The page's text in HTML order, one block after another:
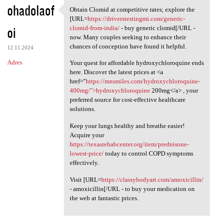
ohadolaof
oi
12.11.2024
Adres
Obtain Clomid at competitive
Obtain Clomid at competitive rates; explore the
[URL=https://driverstestingmi.com/generic-
clomid-from-india/- buy generic clomid[/URL -
now. Many couples seeking to enhance their
chances of conception have found it helpful.
Your quest for affordable hydroxychloroquine ends
here. Discover the latest prices at <a
href="https://mnsmiles.com/hydroxychloroquine-
400mg/">hydroxychloroquine200mg</a> , your
preferred source for cost-effective healthcare
solutions.
Keep your lungs healthy and breathe easier!
Acquire your
https://texasrehabcenter.org/item/prednisone-
lowest-price/today to control COPD symptoms
effectively.
Visit [URL=https://classybodyart.com/amoxicillin/
- amoxicillin[/URL - to buy your medication on
the web at fantastic prices.